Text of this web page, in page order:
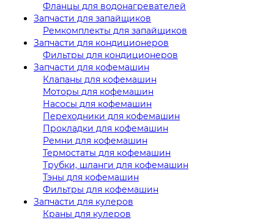
Фланцы для водонагревателей
Запчасти для запайщиков
Ремкомплекты для запайщиков
Запчасти для кондиционеров
Фильтры для кондиционеров
Запчасти для кофемашин
Клапаны для кофемашин
Моторы для кофемашин
Насосы для кофемашин
Переходники для кофемашин
Прокладки для кофемашин
Ремни для кофемашин
Термостаты для кофемашин
Трубки, шланги для кофемашин
Тэны для кофемашин
Фильтры для кофемашин
Запчасти для кулеров
Краны для кулеров